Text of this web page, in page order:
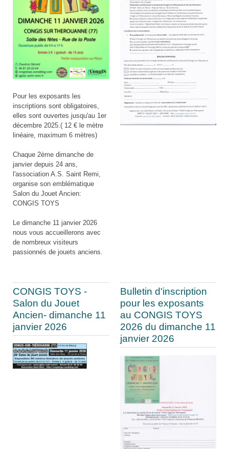
Pour les exposants les
inscriptions sont obligatoires,
elles sont ouvertes jusqu'au 1er
décembre 2025.( 12 € le mètre
linéaire, maximum 6 mètres)
Chaque 2ème dimanche de
janvier depuis 24 ans,
l'association A.S. Saint Remi,
organise son emblématique
Salon du Jouet Ancien:
CONGIS TOYS
Le dimanche 11 janvier 2026
nous vous accueillerons avec
de nombreux visiteurs
passionnés de jouets anciens.
CONGIS TOYS -
Salon du Jouet
Ancien- dimanche 11
janvier 2026
Bulletin d'inscription
pour les exposants
au CONGIS TOYS
2026 du dimanche 11
janvier 2026